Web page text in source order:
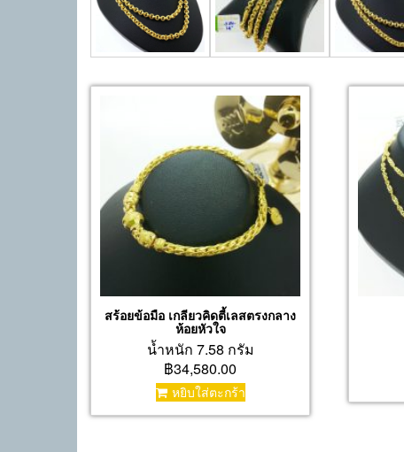
สร้อยข้อมือ เกลียวคิดตี้เลสตรงกลาง
ห้อยหัวใจ
น้ำหนัก 7.58 กรัม
฿34,580.00
หยิบใส่ตะกร้า